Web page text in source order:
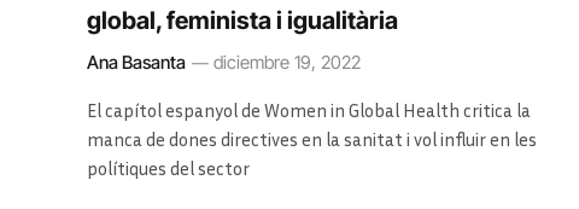
global, feminista i igualitària
Ana Basanta diciembre 19, 2022
El capítol espanyol de Women in Global Health critica la
manca de dones directives en la sanitat i vol influir en les
polítiques del sector